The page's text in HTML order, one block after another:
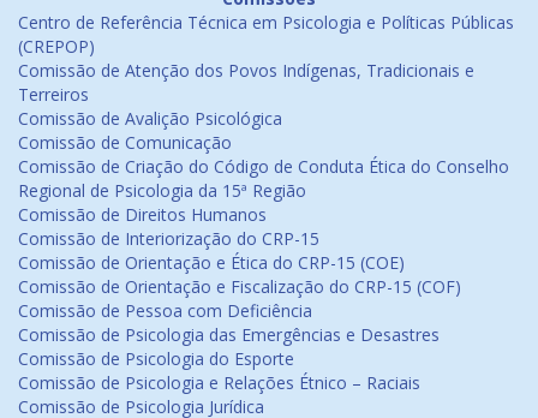
Centro de Referência Técnica em Psicologia e Políticas Públicas
(CREPOP)
Comissão de Atenção dos Povos Indígenas, Tradicionais e
Terreiros
Comissão de Avalição Psicológica
Comissão de Comunicação
Comissão de Criação do Código de Conduta Ética do Conselho
Regional de Psicologia da 15ª Região
Comissão de Direitos Humanos
Comissão de Interiorização do CRP-15
Comissão de Orientação e Ética do CRP-15 (COE)
Comissão de Orientação e Fiscalização do CRP-15 (COF)
Comissão de Pessoa com Deficiência
Comissão de Psicologia das Emergências e Desastres
Comissão de Psicologia do Esporte
Comissão de Psicologia e Relações Étnico – Raciais
Comissão de Psicologia Jurídica